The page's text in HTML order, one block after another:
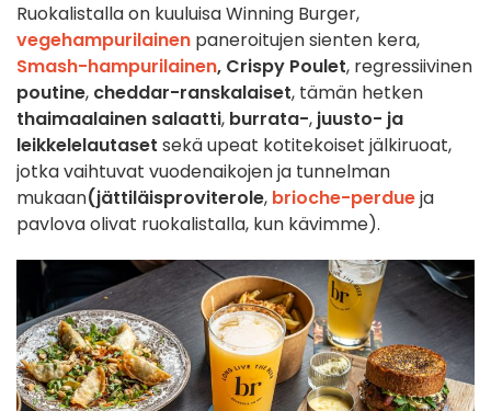
Ruokalistalla on kuuluisa Winning Burger,
vegehampurilainen paneroitujen sienten kera,
Smash-hampurilainen, Crispy Poulet, regressiivinen
poutine, cheddar-ranskalaiset, tämän hetken
thaimaalainen salaatti, burrata-, juusto- ja
leikkelelautaset sekä upeat kotitekoiset jälkiruoat,
jotka vaihtuvat vuodenaikojen ja tunnelman
mukaan(jättiläisproviterole, brioche-perdueja
pavlova olivat ruokalistalla, kun kävimme).